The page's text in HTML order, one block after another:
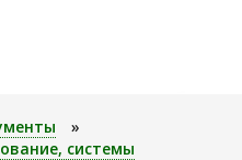
»
системы